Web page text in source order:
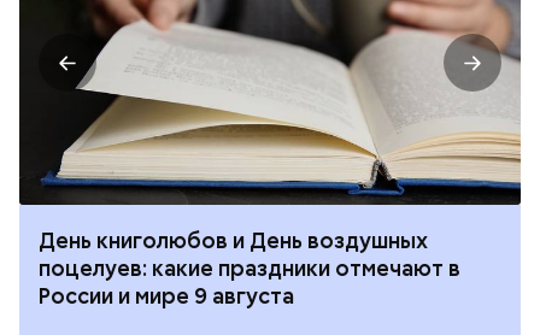
День книголюбов и День воздушных
поцелуев: какие праздники отмечают в
России и мире 9 августа